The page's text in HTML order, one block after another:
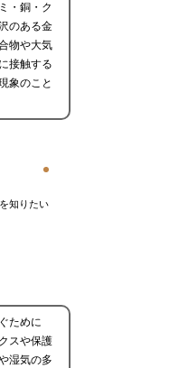
・銅・ク
のある金
物や大気
接触する
象のこと
知りたい
ために
スや保護
湿気の多